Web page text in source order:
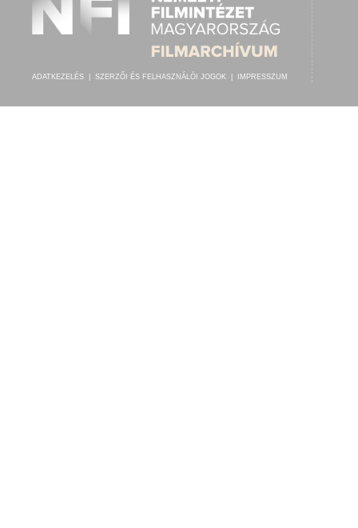
ADATKEZELÉS SZERZŐI ÉS FELHASZNÁLÓI JOGOK IMPRESSZUM